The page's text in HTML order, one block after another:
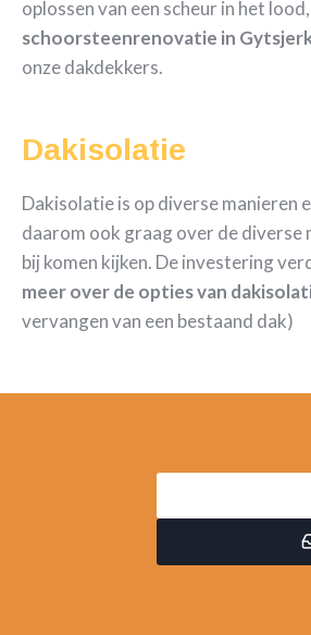
oplossen van een scheur in het
schoorsteenrenovatie in
onze dakdekkers.
Dakisolatie
Dakisolatie is op diverse manieren
daarom ook graag over de diverse
bij komen kijken. De investering
meer over de opties van
vervangen van een bestaand dak)